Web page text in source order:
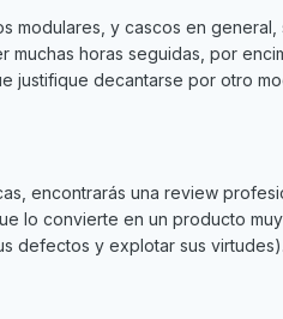
modulares, y cascos en
muchas horas seguidas, por
justifique decantarse por otro
encontrarás una review
lo convierte en un producto
defectos y explotar sus virtudes).